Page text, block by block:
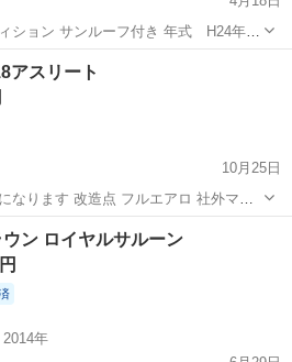
で内
カーに乗り換えるため出品 走行距
クラウン
アスリート
10月25日
なります 改造点 フルエアロ 社外マフ
スコ車高調 フルスモ 出品理由として
で大事に乗っていただける方に譲りた
クラウン アスリート
ン ロイヤルサルーン
2014年